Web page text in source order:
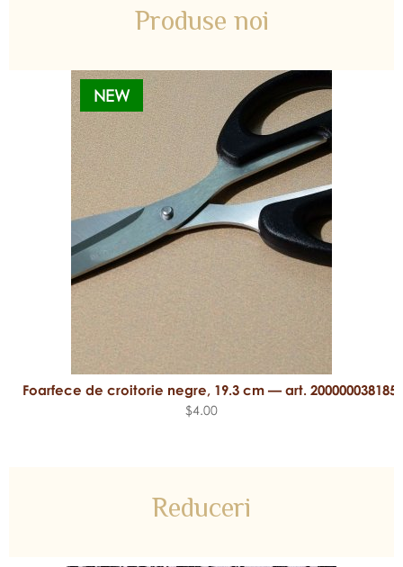
Produse noi
NEW
Foarfece de croitorie negre, 19.3 cm — art. 2000000381855
$4.00
Reduceri